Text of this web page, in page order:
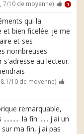
7/10 de moyenne) 1
qui la
bien ficelée. je me
et ses
nombreuses
au lecteur.
10 de moyenne)
remarquable,
la fin ...... j'ai un
ma fin, j'ai pas